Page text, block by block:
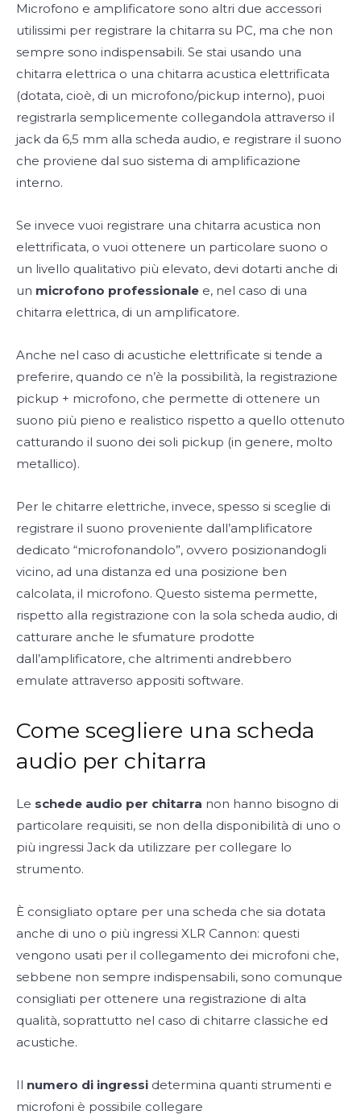
Microfono e amplificatore sono altri due accessori
utilissimi per registrare la chitarra su PC, ma che non
sempre sono indispensabili. Se stai usando una
chitarra elettrica o una chitarra acustica elettrificata
(dotata, cioè, di un microfono/pickup interno), puoi
registrarla semplicemente collegandola attraverso il
jack da 6,5 mm alla scheda audio, e registrare il suono
che proviene dal suo sistema di amplificazione
interno.
Se invece vuoi registrare una chitarra acustica non
elettrificata, o vuoi ottenere un particolare suono o
un livello qualitativo più elevato, devi dotarti anche di
un microfono professionale e, nel caso di una
chitarra elettrica, di un amplificatore.
Anche nel caso di acustiche elettrificate si tende a
preferire, quando ce n’è la possibilità, la registrazione
pickup + microfono, che permette di ottenere un
suono più pieno e realistico rispetto a quello ottenuto
catturando il suono dei soli pickup (in genere, molto
metallico).
Per le chitarre elettriche, invece, spesso si sceglie di
registrare il suono proveniente dall’amplificatore
dedicato “microfonandolo”, ovvero posizionandogli
vicino, ad una distanza ed una posizione ben
calcolata, il microfono. Questo sistema permette,
rispetto alla registrazione con la sola scheda audio, di
catturare anche le sfumature prodotte
dall’amplificatore, che altrimenti andrebbero
emulate attraverso appositi software.
Come scegliere una scheda
audio per chitarra
Le schede audio per chitarra non hanno bisogno di
particolare requisiti, se non della disponibilità di uno o
più ingressi Jack da utilizzare per collegare lo
strumento.
È consigliato optare per una scheda che sia dotata
anche di uno o più ingressi XLR Cannon: questi
vengono usati per il collegamento dei microfoni che,
sebbene non sempre indispensabili, sono comunque
consigliati per ottenere una registrazione di alta
qualità, soprattutto nel caso di chitarre classiche ed
acustiche.
Il numero di ingressi determina quanti strumenti e
microfoni è possibile collegare